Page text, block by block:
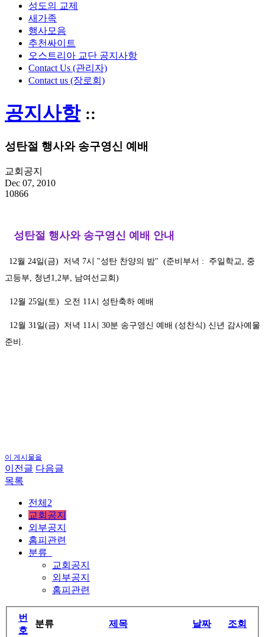
성도의 교제
새가족
행사모음
추천싸이트
오스트리아 교단 공지사항
Contact Us (관리자)
Contact us (장로회)
공지사항 ::
성탄절 행사와 송구영신 예배
교회공지
Dec 07, 2010
10866
성탄절 행사와 송구영신 예배 안내
12월 24일(금) 저녁 7시 "성탄 찬양의 밤" (준비부서 : 주일학교, 중
고등부, 청년1,2부, 남여선교회)
12월 25일(토) 오전 11시 성탄축하 예배
12월 31일(금) 저녁 11 시 30분 송구영신 예배 (성찬식) 신년 감사예물
준비.
이 게시물을
이전글 다음글
목록
전체2
교회공지
외부공지
홈피관련
분류
교회공지
외부공지
홈피관련
번
호
분류 제목 날짜 조회